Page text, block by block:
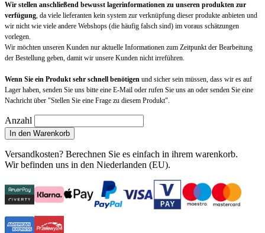
Wir stellen anschließend bewusst lagerinformationen zu unseren produkten zur
verfügung, da viele lieferanten kein system zur verknüpfung dieser produkte anbieten und
wir nicht wie viele andere Webshops (die häufig falsch sind) im voraus schätzungen
vorlegen.
Wir möchten unseren Kunden nur aktuelle Informationen zum Zeitpunkt der Bearbeitung
der Bestellung geben, damit wir unsere Kunden nicht irreführen.
Wenn Sie ein Produkt sehr schnell benötigen und sicher sein müssen, dass wir es auf
Lager haben, senden Sie uns bitte eine E-Mail oder rufen Sie uns an oder senden Sie eine
Nachricht über "Stellen Sie eine Frage zu diesem Produkt".
Anzahl
In den Warenkorb
Versandkosten? Berechnen Sie es einfach in ihrem warenkorb.
Wir befinden uns in den Niederlanden (EU).